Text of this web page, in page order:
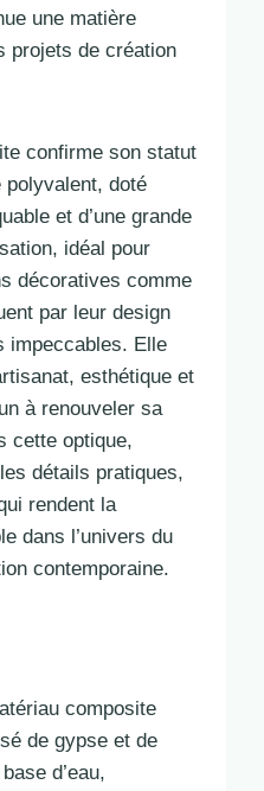
une matière
projets de création
confirme son statut
polyvalent, doté
et d’une grande
idéal pour
décoratives comme
par leur design
impeccables. Elle
esthétique et
à renouveler sa
cette optique,
détails pratiques,
rendent la
dans l’univers du
contemporaine.
composite
de gypse et de
d’eau,